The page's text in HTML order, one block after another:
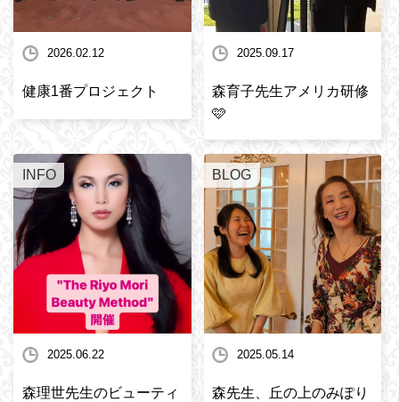
2026.02.12
健康1番プロジェクト
2025.09.17
森育子先生アメリカ研修
🩷
INFO
2025.06.22
森理世先生のビューティ
BLOG
2025.05.14
森先生、丘の上のみぽり